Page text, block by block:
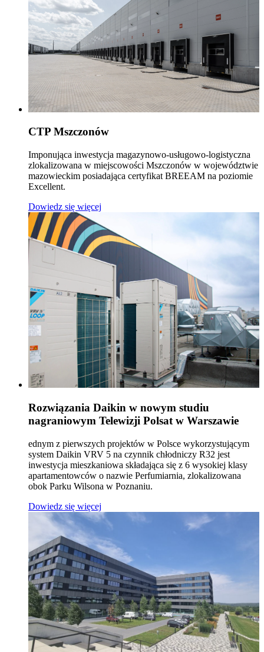
CTP Mszczonów
Imponująca inwestycja magazynowo-usługowo-logistyczna
zlokalizowana w miejscowości Mszczonów w województwie
mazowieckim posiadająca certyfikat BREEAM na poziomie
Excellent.
Dowiedz się więcej
Rozwiązania Daikin w nowym studiu
nagraniowym Telewizji Polsat w Warszawie
ednym z pierwszych projektów w Polsce wykorzystującym
system Daikin VRV 5 na czynnik chłodniczy R32 jest
inwestycja mieszkaniowa składająca się z 6 wysokiej klasy
apartamentowców o nazwie Perfumiarnia, zlokalizowana
obok Parku Wilsona w Poznaniu.
Dowiedz się więcej